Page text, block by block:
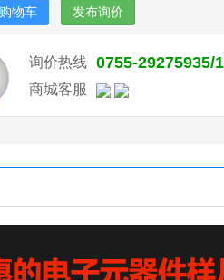
物车 发布询价
询价热线 0755-29275935/
商城客服